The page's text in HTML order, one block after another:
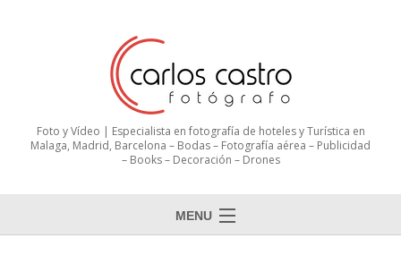
Foto y Vídeo | Especialista en fotografía de hoteles y Turística en
Malaga, Madrid, Barcelona – Bodas – Fotografía aérea – Publicidad
– Books – Decoración – Drones
MENU